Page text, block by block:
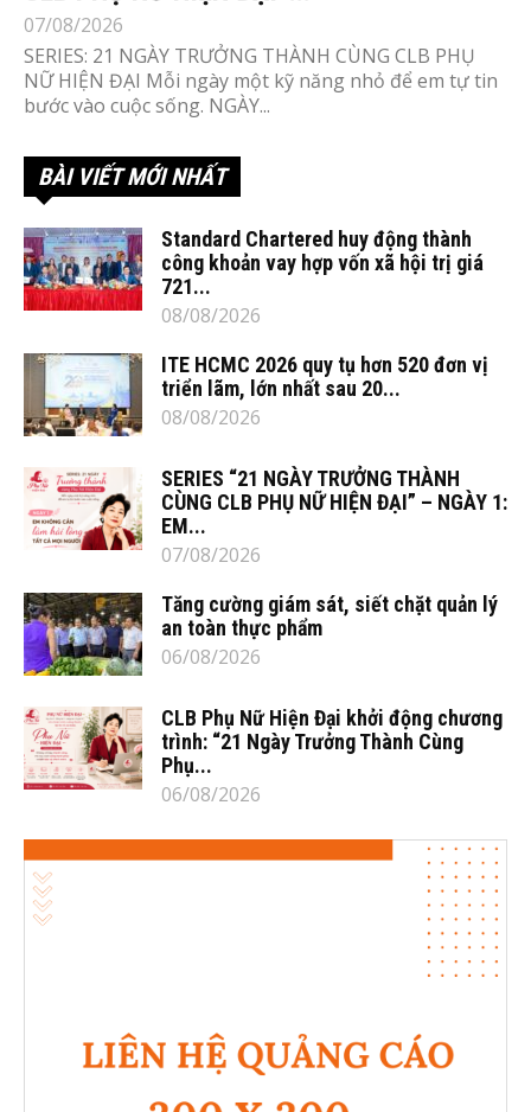
07/08/2026
SERIES: 21 NGÀY TRƯỞNG THÀNH CÙNG CLB PHỤ
NỮ HIỆN ĐẠI Mỗi ngày một kỹ năng nhỏ để em tự tin
bước vào cuộc sống. NGÀY...
BÀI VIẾT MỚI NHẤT
Standard Chartered huy động thành
công khoản vay hợp vốn xã hội trị giá
721...
08/08/2026
ITE HCMC 2026 quy tụ hơn 520 đơn vị
triển lãm, lớn nhất sau 20...
08/08/2026
SERIES “21 NGÀY TRƯỞNG THÀNH
CÙNG CLB PHỤ NỮ HIỆN ĐẠI” – NGÀY 1:
EM...
07/08/2026
Tăng cường giám sát, siết chặt quản lý
an toàn thực phẩm
06/08/2026
CLB Phụ Nữ Hiện Đại khởi động chương
trình: “21 Ngày Trưởng Thành Cùng
Phụ...
06/08/2026